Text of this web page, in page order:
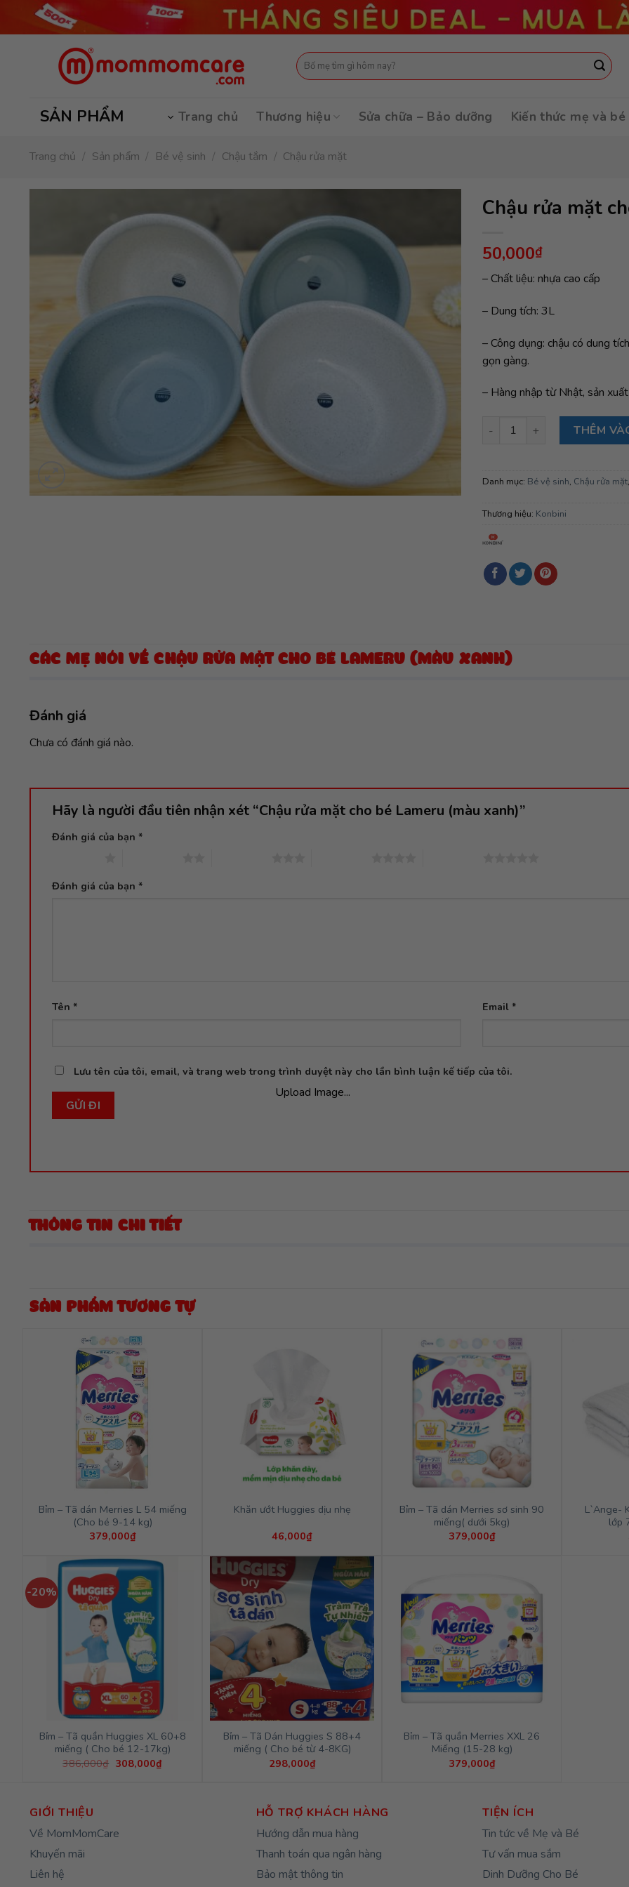
Upload Image...
Tìm
kiếm:
SẢN PHẨM Trang chủ Thương hiệu Sửa chữa – Bảo dưỡng Kiến thức mẹ và bé
Trang chủ / Sản phẩm / Bé vệ sinh / Chậu tắm / Chậu rửa mặt
Chậu rửa mặt
50,000₫
– Chất liệu: nhựa cao cấp
– Dung tích: 3L
– Công dụng: chậu có dung
gọn gàng.
– Hàng nhập từ Nhật, sản
Chậu rửa mặt cho bé Lameru
THÊM
Danh mục: Bé vệ sinh, Chậu rửa mặt
Thương hiệu: Konbini
CÁC MẸ NÓI VỀ CHẬU RỬA MẶT CHO BÉ LAMERU (MÀU XANH)
Đánh giá
Chưa có đánh giá nào.
Hãy là người đầu tiên nhận xét “Chậu rửa mặt cho bé Lameru (màu xanh)”
Đánh giá của bạn *
Đánh giá của bạn *
Tên * Email *
Lưu tên của tôi, email, và trang web trong trình duyệt này cho lần bình luận kế tiếp của tôi.
THÔNG TIN CHI TIẾT
SẢN PHẨM TƯƠNG TỰ
Bỉm – Tã dán Merries L 54 miếng
(Cho bé 9-14 kg)
379,000₫
Khăn ướt Huggies dịu nhẹ
46,000₫
Bỉm – Tã dán Merries sơ sinh 90
miếng( dưới 5kg)
379,000₫
L`Ange-
lớp
-20%
Bỉm – Tã quần Huggies XL 60+8
miếng ( Cho bé 12-17kg)
386,000₫ Giá
308,000₫Giá
hiện
Bỉm – Tã Dán Huggies S 88+4
miếng ( Cho bé từ 4-8KG)
298,000₫
Bỉm – Tã quần Merries XXL 26
Miếng (15-28 kg)
379,000₫
GIỚI THIỆU
Về MomMomCare
Khuyến mãi
Liên hệ
HỖ TRỢ KHÁCH HÀNG
Hướng dẫn mua hàng
Thanh toán qua ngân hàng
Bảo mật thông tin
TIỆN ÍCH
Tin tức về Mẹ và Bé
Tư vấn mua sắm
Dinh Dưỡng Cho Bé